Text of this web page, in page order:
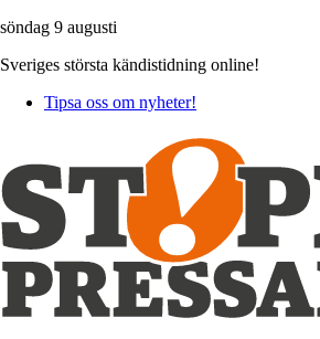
söndag 9 augusti
Sveriges största kändistidning online!
Tipsa oss om nyheter!